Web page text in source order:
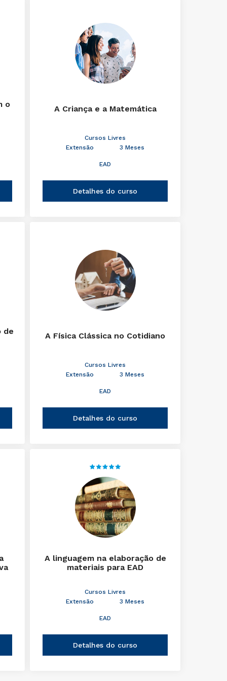
o
A Criança e a Matemática
Cursos Livres
Extensão
3 Meses
EAD
Detalhes do curso
de
A Física Clássica no Cotidiano
Cursos Livres
Extensão
3 Meses
EAD
Detalhes do curso
A linguagem na elaboração de
materiais para EAD
Cursos Livres
Extensão
3 Meses
EAD
Detalhes do curso